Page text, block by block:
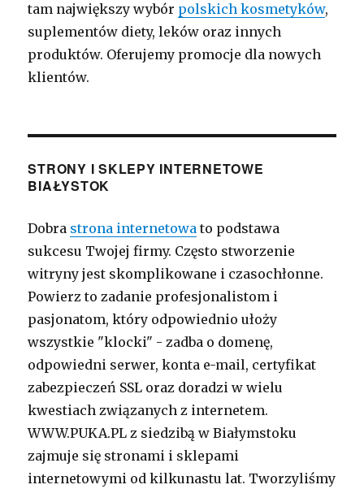
tam największy wybór polskich kosmetyków,
suplementów diety, leków oraz innych
produktów. Oferujemy promocje dla nowych
klientów.
STRONY I SKLEPY INTERNETOWE
BIAŁYSTOK
Dobra strona internetowa to podstawa
sukcesu Twojej firmy. Często stworzenie
witryny jest skomplikowane i czasochłonne.
Powierz to zadanie profesjonalistom i
pasjonatom, który odpowiednio ułoży
wszystkie "klocki" - zadba o domenę,
odpowiedni serwer, konta e-mail, certyfikat
zabezpieczeń SSL oraz doradzi w wielu
kwestiach związanych z internetem.
WWW.PUKA.PL z siedzibą w Białymstoku
zajmuje się stronami i sklepami
internetowymi od kilkunastu lat. Tworzyliśmy